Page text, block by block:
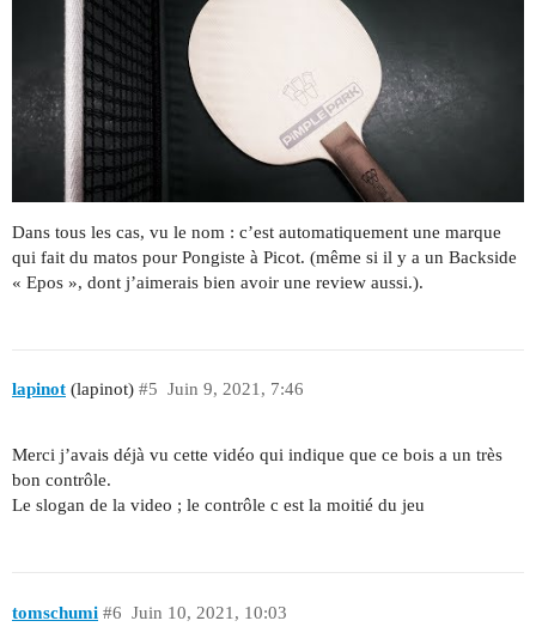
Dans tous les cas, vu le nom : c’est automatiquement une marque
qui fait du matos pour Pongiste à Picot. (même si il y a un Backside
« Epos », dont j’aimerais bien avoir une review aussi.).
lapinot (lapinot) Juin 9, 2021, 7:46
#5
Merci j’avais déjà vu cette vidéo qui indique que ce bois a un très
bon contrôle.
Le slogan de la video ; le contrôle c est la moitié du jeu
tomschumi Juin 10, 2021, 10:03
#6